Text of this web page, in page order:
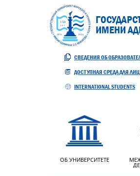
ИМЕНИ
СВЕДЕНИЯ ОБ
ДОСТУПНАЯ СРЕДА ДЛЯ
INTERNATIONAL STUDENTS
ОБ УНИВЕРСИТЕТЕ